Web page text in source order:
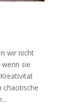
wir nicht
sie
chaotische